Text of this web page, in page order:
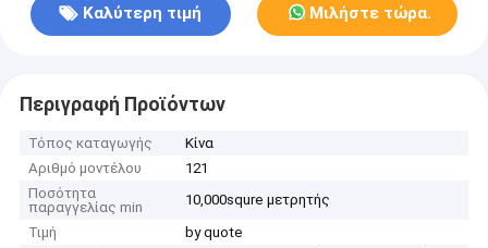
Καλύτερη τιμή Μιλήστε τώρα.
Περιγραφή Προϊόντων
Τόπος καταγωγής
Κίνα
Αριθμό μοντέλου
121
Ποσότητα
παραγγελίας min
10,000squre μετρητής
Τιμή
by quote